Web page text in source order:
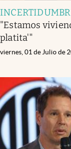
"Estamos
platita'"
viernes, 01 de Julio de